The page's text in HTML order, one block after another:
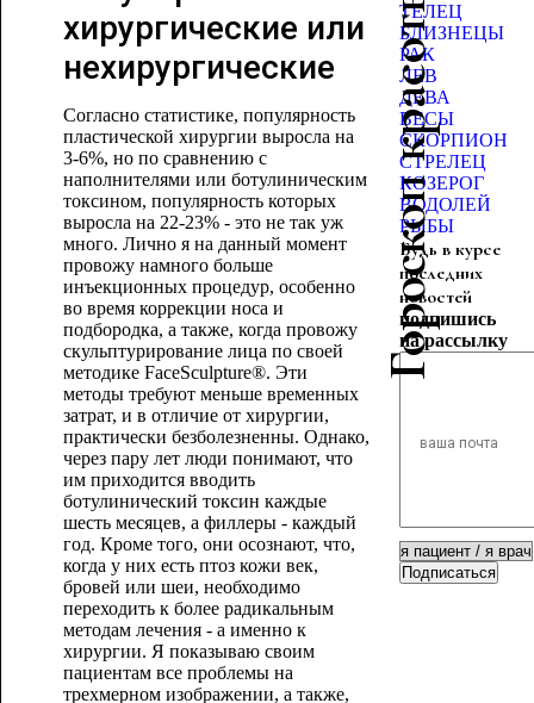
хирургические или
нехирургические
Согласно статистике, популярность
пластической хирургии выросла на
3-6%, но по сравнению с
наполнителями или ботулиническим
токсином, популярность которых
выросла на 22-23% - это не так уж
много. Лично я на данный момент
провожу намного больше
инъекционных процедур, особенно
во время коррекции носа и
подбородка, а также, когда провожу
скульптурирование лица по своей
методике FaceSculpture®. Эти
методы требуют меньше временных
затрат, и в отличие от хирургии,
практически безболезненны. Однако,
через пару лет люди понимают, что
им приходится вводить
ботулинический токсин каждые
шесть месяцев, а филлеры - каждый
год. Кроме того, они осознают, что,
когда у них есть птоз кожи век,
бровей или шеи, необходимо
переходить к более радикальным
методам лечения - а именно к
хирургии. Я показываю своим
пациентам все проблемы на
трехмерном изображении, а также,
Гороскоп красоты
ТЕЛЕЦ
БЛИЗНЕЦЫ
РАК
ЛЕВ
ДЕВА
ВЕСЫ
СКОРПИОН
СТРЕЛЕЦ
КОЗЕРОГ
ВОДОЛЕЙ
РЫБЫ
Будь в курсе
последних
новостей
подпишись
на рассылку
Подписаться